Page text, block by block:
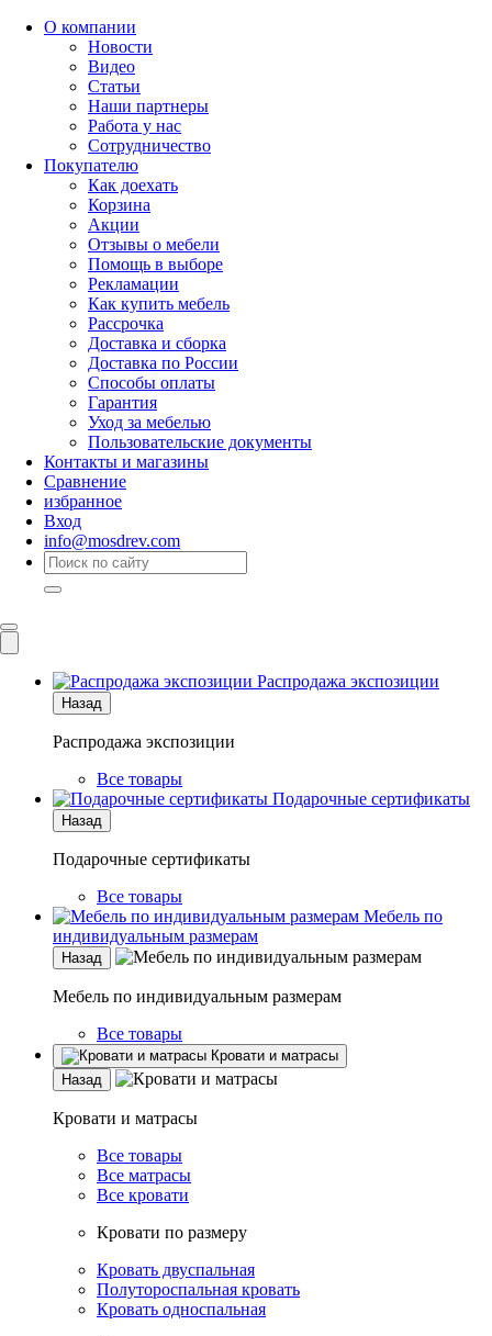
О компании
Новости
Видео
Статьи
Наши партнеры
Работа у нас
Сотрудничество
Покупателю
Как доехать
Корзина
Акции
Отзывы о мебели
Помощь в выборе
Рекламации
Как купить мебель
Рассрочка
Доставка и сборка
Доставка по России
Способы оплаты
Гарантия
Уход за мебелью
Пользовательские документы
Контакты и магазины
Сравнение
избранное
Вход
info@mosdrev.com
Распродажа экспозиции
Назад
Распродажа экспозиции
Все товары
Подарочные сертификаты
Назад
Подарочные сертификаты
Все товары
Мебель по
индивидуальным размерам
Назад
Мебель по индивидуальным размерам
Все товары
Кровати и матрасы
Назад
Кровати и матрасы
Все товары
Все матрасы
Все кровати
Кровати по размеру
Кровать двуспальная
Полутороспальная кровать
Кровать односпальная